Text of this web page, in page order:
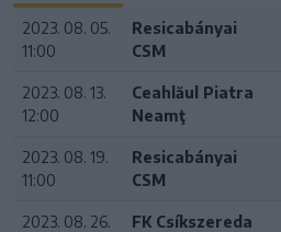
2023. 08. 05.
11:00
Resicabányai
CSM
2023. 08. 13.
12:00
Ceahlăul Piatra
Neamţ
2023. 08. 19.
11:00
Resicabányai
CSM
2023. 08. 26.
FK Csíkszereda